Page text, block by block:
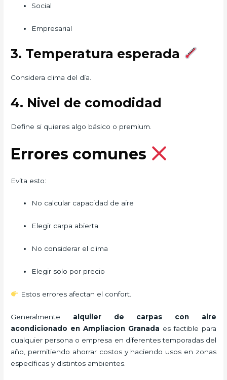
Social
Empresarial
3. Temperatura esperada
Considera clima del día.
4. Nivel de comodidad
Define si quieres algo básico o premium.
Errores comunes
Evita esto:
No calcular capacidad de aire
Elegir carpa abierta
No considerar el clima
Elegir solo por precio
Estos errores afectan el confort.
Generalmente alquiler de carpas con aire
acondicionado en Ampliacion Granada es factible para
cualquier persona o empresa en diferentes temporadas del
año, permitiendo ahorrar costos y haciendo usos en zonas
específicas y distintos ambientes.